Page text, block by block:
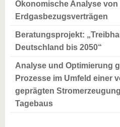
Ökonomische Analyse
Erdgasbezugsverträgen
Beratungsprojekt:
Deutschland bis 2050“
Analyse und Optimierung
Prozesse im Umfeld einer
geprägten
Tagebaus